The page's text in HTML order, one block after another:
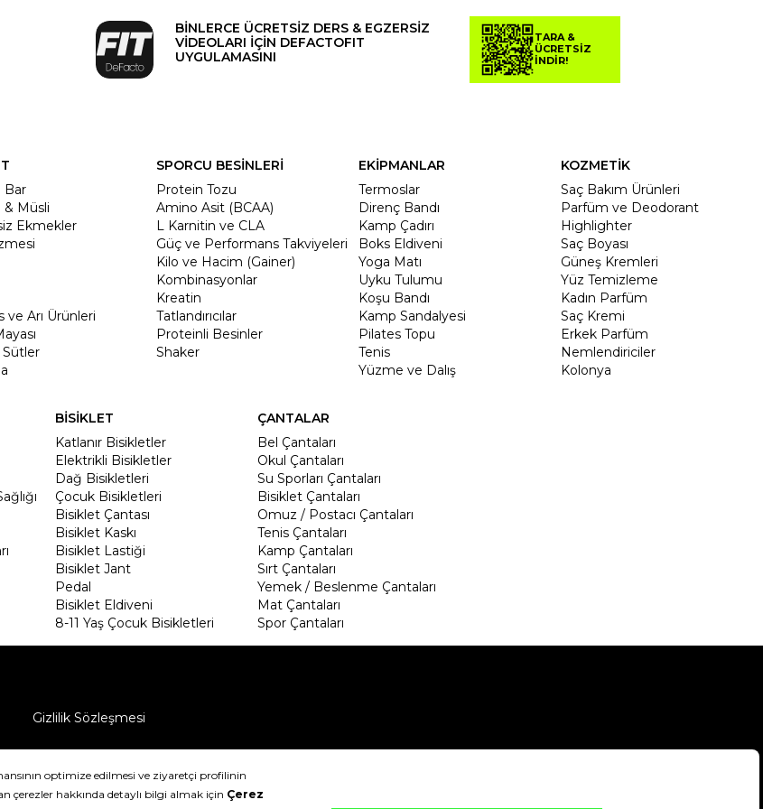
BİNLERCE ÜCRETSİZ DERS & EGZERSİZ
VİDEOLARI İÇİN DEFACTOFIT
UYGULAMASINI
TARA &
ÜCRETSİZ
İNDİR!
Bar
& Müsli
Ekmekler
ve Arı Ürünleri
SPORCU BESİNLERİ
Protein Tozu
Amino Asit (BCAA)
L Karnitin ve CLA
Güç ve Performans Takviyeleri
Kilo ve Hacim (Gainer)
Kombinasyonlar
Kreatin
Tatlandırıcılar
Proteinli Besinler
Shaker
EKİPMANLAR
Termoslar
Direnç Bandı
Kamp Çadırı
Boks Eldiveni
Yoga Matı
Uyku Tulumu
Koşu Bandı
Kamp Sandalyesi
Pilates Topu
Tenis
Yüzme ve Dalış
KOZMETİK
Saç Bakım Ürünleri
Parfüm ve Deodorant
Highlighter
Saç Boyası
Güneş Kremleri
Yüz Temizleme
Kadın Parfüm
Saç Kremi
Erkek Parfüm
Nemlendiriciler
Kolonya
BİSİKLET
Katlanır Bisikletler
Elektrikli Bisikletler
Dağ Bisikletleri
Çocuk Bisikletleri
Bisiklet Çantası
Bisiklet Kaskı
Bisiklet Lastiği
Bisiklet Jant
Pedal
Bisiklet Eldiveni
8-11 Yaş Çocuk Bisikletleri
ÇANTALAR
Bel Çantaları
Okul Çantaları
Su Sporları Çantaları
Bisiklet Çantaları
Omuz / Postacı Çantaları
Tenis Çantaları
Kamp Çantaları
Sırt Çantaları
Yemek / Beslenme Çantaları
Mat Çantaları
Spor Çantaları
Gizlilik Sözleşmesi